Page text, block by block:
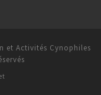
et Activités Cynophiles